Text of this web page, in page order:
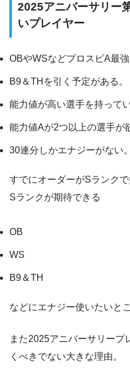
2025アニバーサリー
いプレイヤー
OBやWSなどプロスピA最強
B9＆THを引く予定がある。
能力値が高い選手を持ってい
能力値Aが2つ以上の選手が
30連分しかエナジーがない。
すでにオーダーがSランク
Sランクが期待できる
OB
WS
B9＆TH
などにエナジー使いたいとこ
また2025アニバーサリープ
くべきでない大きな理由。